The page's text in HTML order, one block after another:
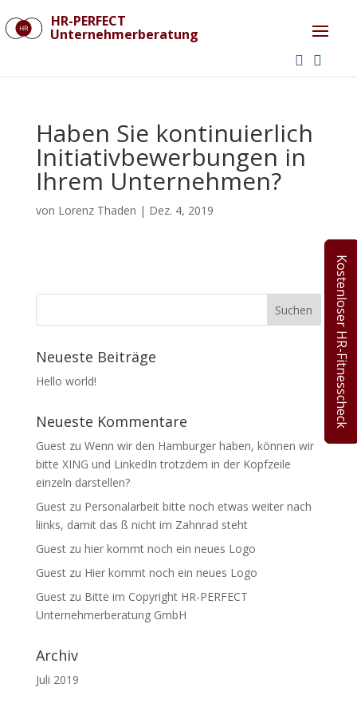
HR-PERFECT
Unternehmerberatung
Haben Sie kontinuierlich
Initiativbewerbungen in
Ihrem Unternehmen?
von Lorenz Thaden | Dez. 4, 2019
Neueste Beiträge
Hello world!
Neueste Kommentare
Guestzu Wenn wir den Hamburger haben, können wir
bitte XING und LinkedIn trotzdem in der Kopfzeile
einzeln darstellen?
Guestzu Personalarbeit bitte noch etwas weiter nach
liinks, damit das ß nicht im Zahnrad steht
Guestzu hier kommt noch ein neues Logo
Guestzu Hier kommt noch ein neues Logo
Guestzu Bitte im Copyright HR-PERFECT
Unternehmerberatung GmbH
Archiv
Juli 2019
Kostenloser HR-Fitnesscheck